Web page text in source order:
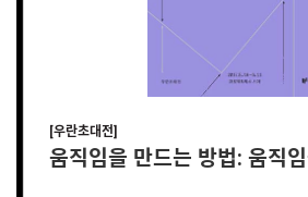
[우란초대전]
움직임을 만드는 방법: 움직